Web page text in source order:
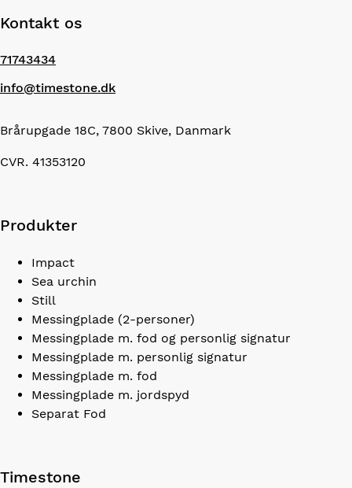
Kontakt os
71743434
info@timestone.dk
Brårupgade 18C, 7800 Skive, Danmark
CVR. 41353120
Produkter
Impact
Sea urchin
Still
Messingplade (2-personer)
Messingplade m. fod og personlig signatur
Messingplade m. personlig signatur
Messingplade m. fod
Messingplade m. jordspyd
Separat Fod
Timestone